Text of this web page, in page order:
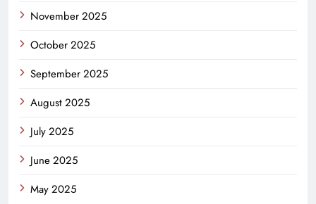
November 2025
October 2025
September 2025
August 2025
July 2025
June 2025
May 2025